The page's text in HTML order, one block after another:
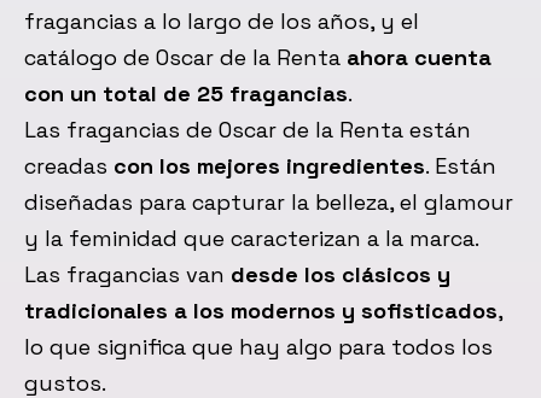
fragancias a lo largo de los años, y el
catálogo de Oscar de la Renta ahora cuenta
con un total de 25 fragancias.
Las fragancias de Oscar de la Renta están
creadas con los mejores ingredientes. Están
diseñadas para capturar la belleza, el glamour
y la feminidad que caracterizan a la marca.
Las fragancias van desde los clásicos y
tradicionales a los modernos y sofisticados,
lo que significa que hay algo para todos los
gustos.